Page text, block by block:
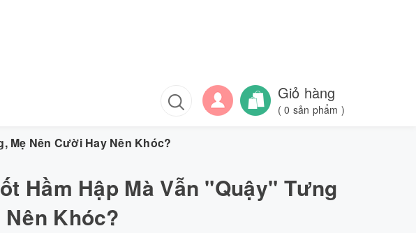
Giỏ hàng
( 0 sản phẩm )
Mẹ Nên Cười Hay Nên Khóc?
Hầm Hập Mà Vẫn "Quậy" Tưng
Khóc?